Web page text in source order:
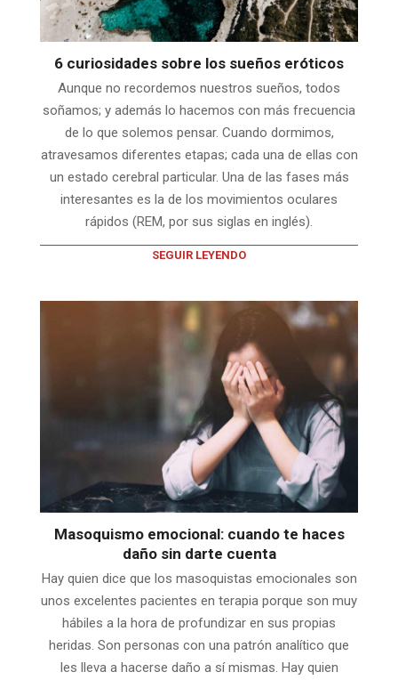
6 curiosidades sobre los sueños eróticos
Aunque no recordemos nuestros sueños, todos
soñamos; y además lo hacemos con más frecuencia
de lo que solemos pensar. Cuando dormimos,
atravesamos diferentes etapas; cada una de ellas con
un estado cerebral particular. Una de las fases más
interesantes es la de los movimientos oculares
rápidos (REM, por sus siglas en inglés).
SEGUIR LEYENDO
Masoquismo emocional: cuando te haces
daño sin darte cuenta
Hay quien dice que los masoquistas emocionales son
unos excelentes pacientes en terapia porque son muy
hábiles a la hora de profundizar en sus propias
heridas. Son personas con una patrón analítico que
les lleva a hacerse daño a sí mismas. Hay quien